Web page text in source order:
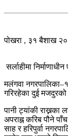
पोखरा , ३१ बैशाख
सर्लाहीमा
मलंगवा
गरिरहेका दुई
पानी ट्यांकी राख्नका
अपराह्न करिब पौने
साह र हरिपुर्वा